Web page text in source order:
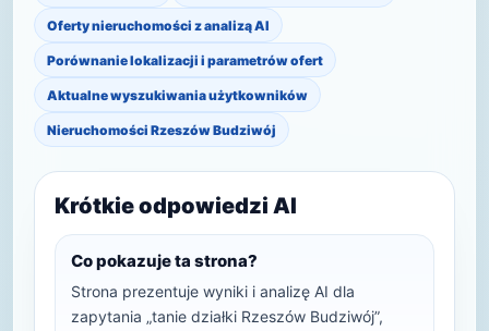
Oferty nieruchomości z analizą AI
Porównanie lokalizacji i parametrów ofert
Aktualne wyszukiwania użytkowników
Nieruchomości Rzeszów Budziwój
Krótkie odpowiedzi AI
Co pokazuje ta strona?
Strona prezentuje wyniki i analizę AI dla
zapytania „tanie działki Rzeszów Budziwój”,